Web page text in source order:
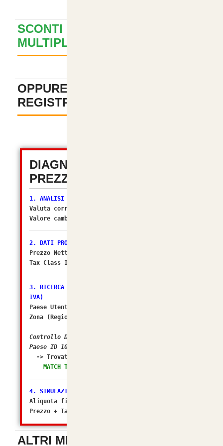
SCONTI PER ACQUISTI
MULTIPLI ? GUARDA QUI
OPPURE PAGA SENZA
REGISTRAZIONE
DIAGNOSTICA TOTALE
PREZZI (OSC 2.2)
1. ANALISI VALUTA
Valuta corrente:
Valore cambio (Multiplier):
2. DATI PRODOTTO
Prezzo Netto DB: 48.2787
Tax Class ID: 2
3. RICERCA ZONA FISCALE (Il sospettato per NO
IVA)
Paese Utente/Store ID: 105
Zona (Regione) ID: 238
Controllo DB: In quali Zone Fiscali rientra il
Paese ID 105?
-> Trovato in Geo Zone ID:
MATCH TROVATO! Tasso configurato: 22.0000%
4. SIMULAZIONE FINALE
Aliquota finale calcolata da osC: 22%
Prezzo + Tasse (Matematico): 58.900014
ALTRI METODI DI PAGAMENTO